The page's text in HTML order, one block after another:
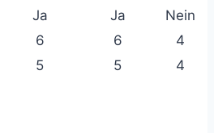
Ja Ja
Nein
6 6
4
5 5 4